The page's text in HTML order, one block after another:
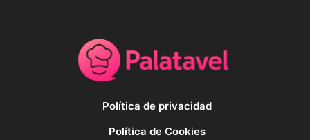
Política de privacidad
Política de Cookies